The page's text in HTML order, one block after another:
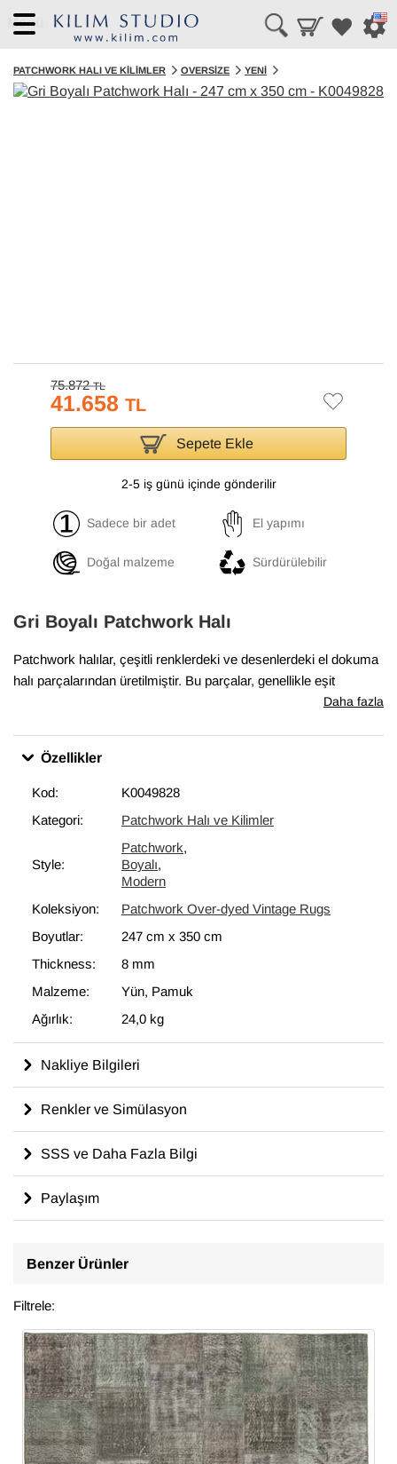
Menü
PATCHWORK HALI VE KILIMLER OVERSIZE YENI
75.872TL
41.658 TL
Sepete Ekle
2-5 iş günü içinde gönderilir
Sadece bir adet El yapımı
Doğal malzeme Sürdürülebilir
Gri Boyalı Patchwork Halı
Patchwork halılar, çeşitli renklerdeki ve desenlerdeki el dokuma
halı parçalarından üretilmiştir. Bu parçalar, genellikle eşit
boyutlarda ve düzenli şekillerde kesilir ve sonra yan yana ve üst
patchwork halılar, evlerde ve ofislerde sıcak bir hava
yaratmakta, aynı zamanda odaların dekorasyonunda etkileyici
Daha fazla
Özellikler
Kod:
K0049828
Kategori:
Patchwork Halı ve Kilimler
Style:
Patchwork,
Boyalı,
Modern
Koleksiyon:
Patchwork Over-dyed Vintage Rugs
Boyutlar:
247 cm x 350 cm
Thickness:
8 mm
Malzeme:
Yün, Pamuk
Ağırlık:
24,0 kg
Nakliye Bilgileri
Renkler ve Simülasyon
SSS ve Daha Fazla Bilgi
Paylaşım
Benzer Ürünler
Filtrele: